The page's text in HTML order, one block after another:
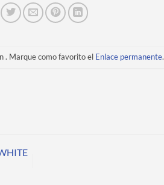
. Marque como favorito el Enlace permanente.